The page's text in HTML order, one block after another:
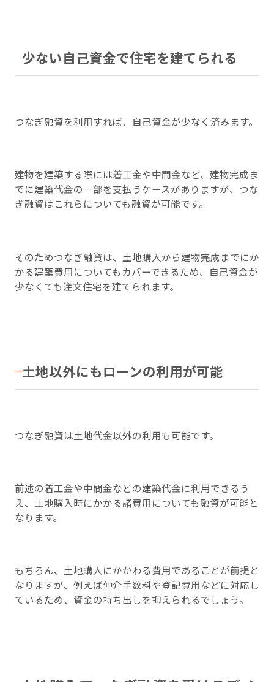
少ない自己資金で住宅を建てられる
つなぎ融資を利用すれば、自己資金が少なく済みます。
建物を建築する際には着工金や中間金など、建物完成ま
でに建築代金の一部を支払うケースがありますが、つな
ぎ融資はこれらについても融資が可能です。
そのためつなぎ融資は、土地購入から建物完成までにか
かる建築費用についてもカバーできるため、自己資金が
少なくても注文住宅を建てられます。
土地以外にもローンの利用が可能
つなぎ融資は土地代金以外の利用も可能です。
前述の着工金や中間金などの建築代金に利用できるう
え、土地購入時にかかる諸費用についても融資が可能と
なります。
もちろん、土地購入にかかわる費用であることが前提と
なりますが、例えば仲介手数料や登記費用などに対応し
ているため、資金の持ち出しを抑えられるでしょう。